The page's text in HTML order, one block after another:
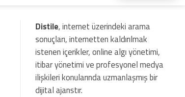
Distile, internet üzerindeki arama
sonuçları, internetten kaldırılmak
istenen içerikler, online algı yönetimi,
itibar yönetimi ve profesyonel medya
ilişkileri konularında uzmanlaşmış bir
dijital ajanstır.